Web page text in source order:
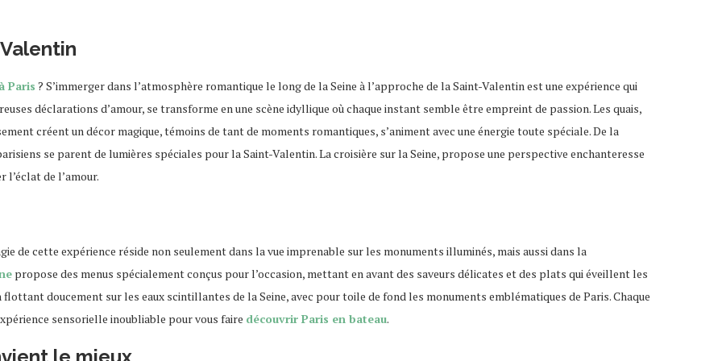
Paris ? S’immerger dans l’atmosphère romantique le long de la Seine à l’approche de la Saint-Valentin est une expérience qui
déclarations d’amour, se transforme en une scène idyllique où chaque instant semble être empreint de passion. Les quais,
créent un décor magique, témoins de tant de moments romantiques, s’animent avec une énergie toute spéciale. De la
se parent de lumières spéciales pour la Saint-Valentin. La croisière sur la Seine, propose une perspective enchanteresse
l’éclat de l’amour.
de cette expérience réside non seulement dans la vue imprenable sur les monuments illuminés, mais aussi dans la
propose des menus spécialement conçus pour l’occasion, mettant en avant des saveurs délicates et des plats qui éveillent les
doucement sur les eaux scintillantes de la Seine, avec pour toile de fond les monuments emblématiques de Paris. Chaque
sensorielle inoubliable pour vous faire découvrir Paris en bateau.